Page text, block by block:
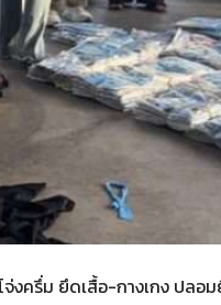
งครึ่ม ยึดเสื้อ-กางเกง ปลอ